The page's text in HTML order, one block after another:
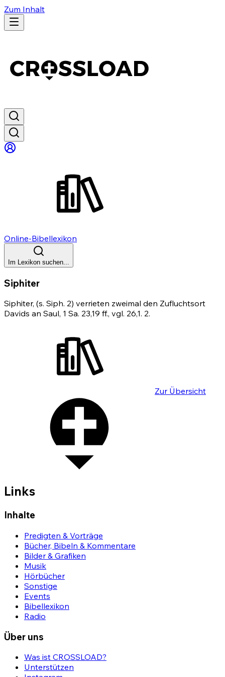
Zum Inhalt
Online-Bibellexikon
Im Lexikon suchen...
Siphiter
Siphiter, (s. Siph. 2) verrieten zweimal den Zufluchtsort
Davids an Saul, 1 Sa. 23,19 ff., vgl. 26,1. 2.
Zur Übersicht
Links
Inhalte
Predigten & Vorträge
Bücher, Bibeln & Kommentare
Bilder & Grafiken
Musik
Hörbücher
Sonstige
Events
Bibellexikon
Radio
Über uns
Was ist CROSSLOAD?
Unterstützen